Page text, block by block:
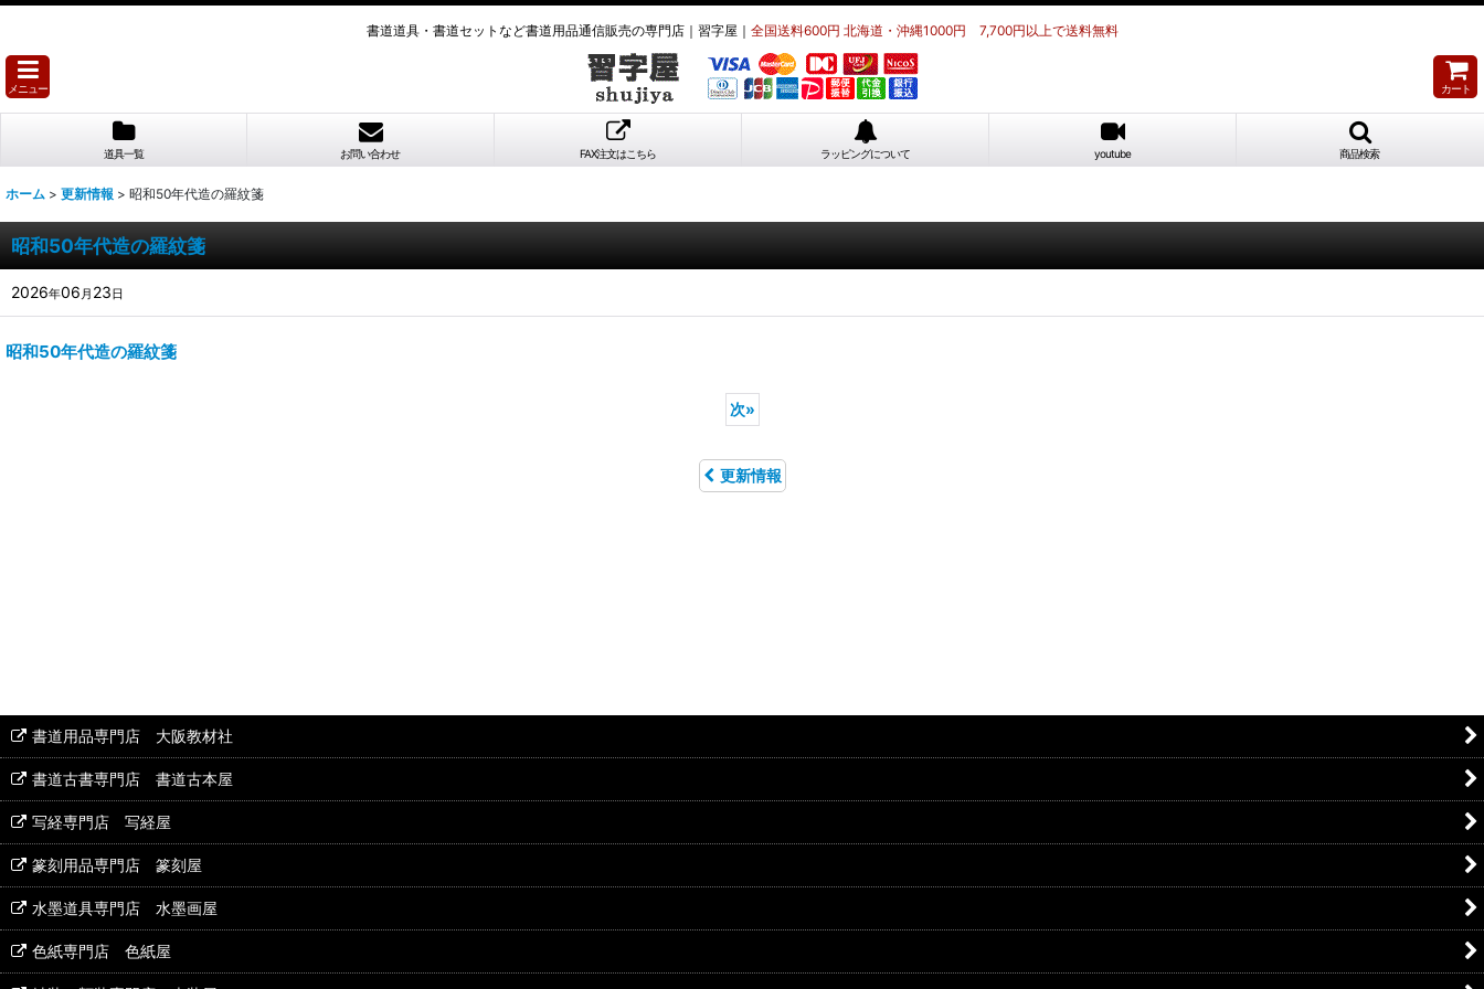
書道道具・書道セットなど書道用品通信販売の専門店｜習字屋｜ 全国送料600円 北海道・沖縄1000円 7,700円以上で送料無料
メニュー カート
道具一覧 お問い合わせ FAX注文はこちら ラッピングについて youtube 商品検索
ホーム > 更新情報 > 昭和50年代造の羅紋箋
昭和50年代造の羅紋箋
2026年06 月 23日
昭和50年代造の羅紋箋
次»
更新情報
書道用品専門店 大阪教材社
書道古書専門店 書道古本屋
写経専門店 写経屋
篆刻用品専門店 篆刻屋
水墨道具専門店 水墨画屋
色紙専門店 色紙屋